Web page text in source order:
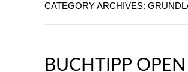
CATEGORY ARCHIVES:
BUCHTIPP OPEN